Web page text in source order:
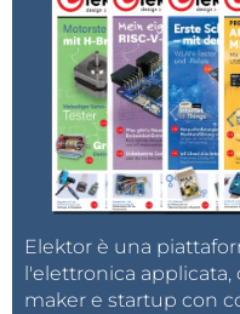
Elektor è una
l'elettronica
maker e startup con